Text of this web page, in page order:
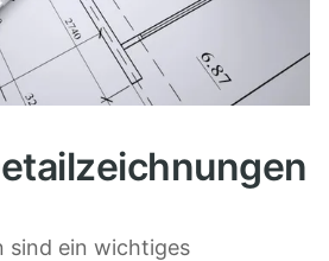
sind ein wichtiges